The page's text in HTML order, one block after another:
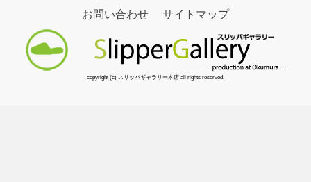
お問い合わせ
サイトマップ
copyright (c) スリッパギャラリー本店 all rights reserved.